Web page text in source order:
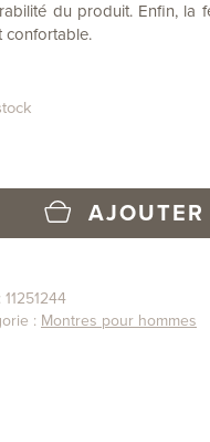
du produit. Enfin, la
confortable.
11251244
: Montres pour hommes